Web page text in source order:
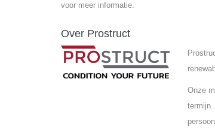
voor meer informatie.
Over Prostruct
Onze
termijn.